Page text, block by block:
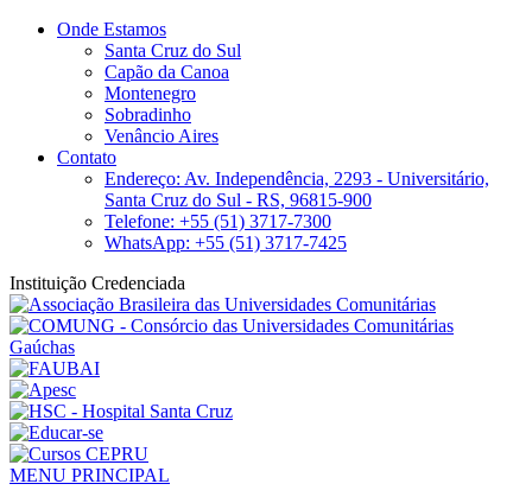
Onde Estamos
Santa Cruz do Sul
Capão da Canoa
Montenegro
Sobradinho
Venâncio Aires
Contato
Endereço: Av. Independência, 2293 - Universitário,
Santa Cruz do Sul - RS, 96815-900
Telefone: +55 (51) 3717-7300
WhatsApp: +55 (51) 3717-7425
Instituição Credenciada
MENU PRINCIPAL